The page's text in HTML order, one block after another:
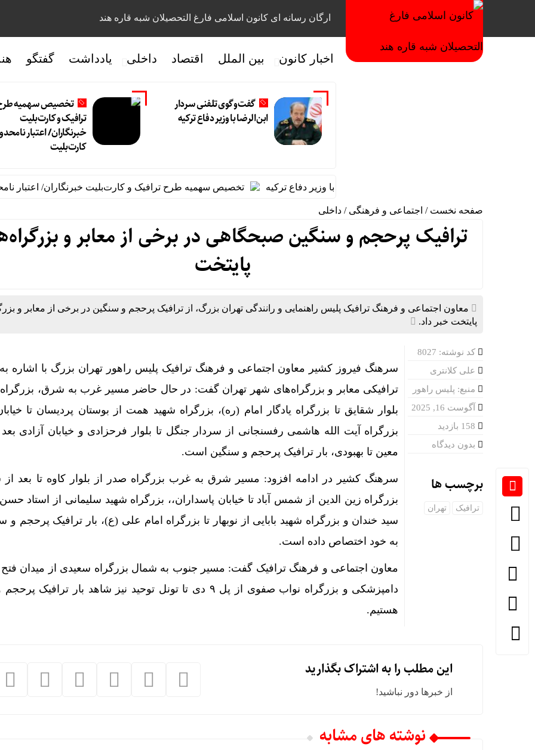
ارگان رسانه ای کانون اسلامی فارغ التحصیلان شبه قاره هند
اخبار کانون بین الملل اقتصاد داخلی یادداشت گفتگو
گفت‌وگوی تلفنی سردار
ابن‌الرضا با وزیر دفاع ترکیه
تخصیص سهمیه
ترافیک و کارت‌بلیت
خبرنگاران/ اعتبار
کارت‌بلیت
گفت‌وگوی تلفنی سردار ابن‌الرضا با وزیر دفاع ترکیه تخصیص سهمیه طرح ترافیک و کارت‌بلیت خبرنگاران/ اعتبار
صفحه نخست / اجتماعی و فرهنگی / داخلی
ترافیک پرحجم و سنگین صبحگاهی در برخی از معابر و
پایتخت
معاون اجتماعی و فرهنگ ترافیک پلیس راهنمایی و رانندگی تهران بزرگ، از ترافیک پرحجم و سنگین در برخی از معابر و
پایتخت خبر داد.
کد نوشته: 8027
علی کلانتری
منبع: پلیس راهور
آگوست 16, 2025
بدون دیدگاه
برچسب ها
ترافیک تهران
سرهنگ فیروز کشیر معاون اجتماعی و فرهنگ ترافیک پلیس راهور تهران بزرگ با اشاره
ترافیکی معابر و بزرگراه‌های شهر تهران گفت: در حال حاضر مسیر غرب به شرق،
بلوار شقایق تا بزرگراه یادگار امام (ره)، بزرگراه شهید همت از بوستان پردیسان تا
بزرگراه آیت الله هاشمی رفسنجانی از سردار جنگل تا بلوار فرحزادی و خیابان آزادی بعد
معین تا بهبودی، بار ترافیک پرحجم و سنگین است.
سرهنگ کشیر در ادامه افزود: مسیر شرق به غرب بزرگراه صدر از بلوار کاوه تا بعد از
بزرگراه زین الدین از شمس آباد تا خیابان پاسداران،، بزرگراه شهید سلیمانی از استاد حسن
سید خندان و بزرگراه شهید بابایی از نوبهار تا بزرگراه امام علی (ع)، بار ترافیک پرحجم و
به خود اختصاص داده است.
معاون اجتماعی و فرهنگ ترافیک گفت: مسیر جنوب به شمال بزرگراه سعیدی از میدان فتح
دامپزشکی و بزرگراه نواب صفوی از پل ۹ دی تا تونل توحید نیز شاهد بار
هستیم.
این مطلب را به اشتراک بگذارید
از خبرها دور نباشید!
نوشته های مشابه